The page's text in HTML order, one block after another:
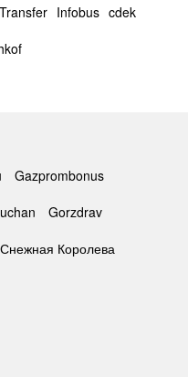
Infobus cdek
Gazprombonus
Gorzdrav
Снежная Королева